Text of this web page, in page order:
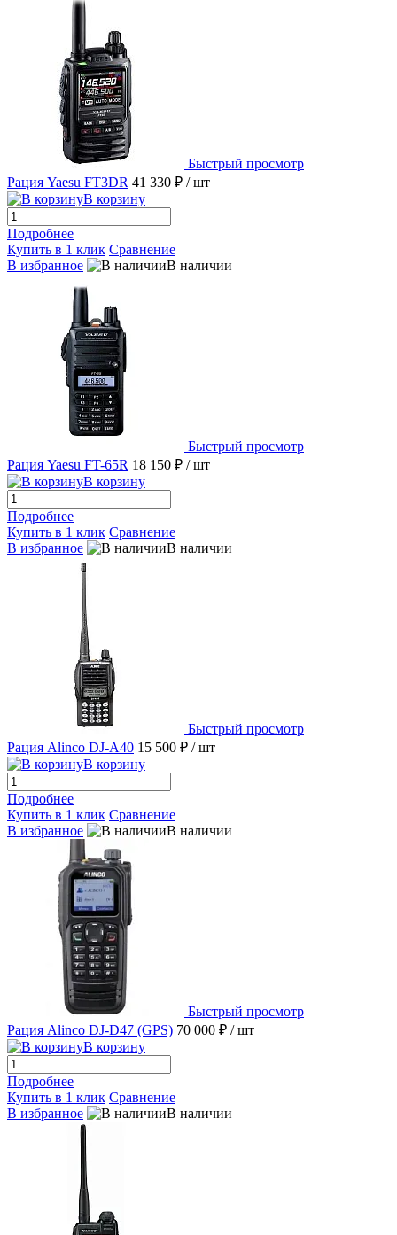
Быстрый просмотр
Рация Yaesu FT3DR 41 330 ₽ / шт
В корзину
Подробнее
Купить в 1 клик Сравнение
В избранное
В наличии
Быстрый просмотр
Рация Yaesu FT-65R 18 150 ₽ / шт
В корзину
Подробнее
Купить в 1 клик Сравнение
В избранное
В наличии
Быстрый просмотр
Рация Alinco DJ-A40 15 500 ₽ / шт
В корзину
Подробнее
Купить в 1 клик Сравнение
В избранное
В наличии
Быстрый просмотр
Рация Alinco DJ-D47 (GPS) 70 000 ₽ / шт
В корзину
Подробнее
Купить в 1 клик Сравнение
В избранное
В наличии